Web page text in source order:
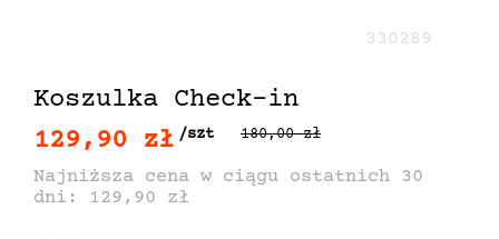
Koszulka Check-in
330289
129,90 zł /szt 180,00 zł
Najniższa cena w ciągu ostatnich 30
dni: 129,90 zł